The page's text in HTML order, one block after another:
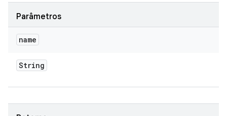
Parâmetros
name
String